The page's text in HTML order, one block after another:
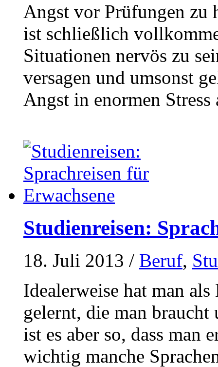
Angst vor Prüfungen zu
ist schließlich
Situationen nervös zu
versagen und umsonst
Angst in enormen
Studienreisen:
18. Juli 2013 / Beruf,
Idealerweise hat man
gelernt, die man
ist es aber so, dass man
wichtig manche